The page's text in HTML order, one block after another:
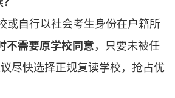
或自行以社会考生身份在户籍所
不需要原学校同意，只要未被任
尽快选择正规复读学校，抢占优